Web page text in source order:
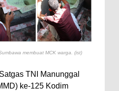
Sanggar
Soliditas-Sinergi,
Bima Silaturahmi ke
dan Kodim 1608
Piala Dunia Argentina vs
Polres Bima Pererat
membuat MCK warga. (ist)
TNI Manunggal
ke-125 Kodim